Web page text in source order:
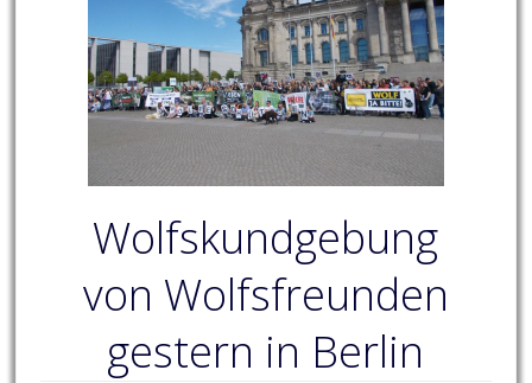
Wolfskundgebung
von Wolfsfreunden
gestern in Berlin